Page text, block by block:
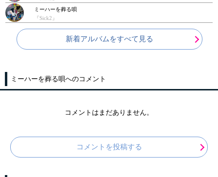
ミーハーを葬る唄
『Sick2』
新着アルバムをすべて見る
ミーハーを葬る唄へのコメント
コメントはまだありません。
コメントを投稿する